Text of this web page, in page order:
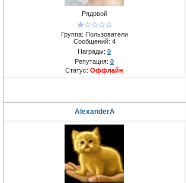
Рядовой
Группа: Пользователи
Сообщений: 4
Награды: 0
Репутация: 0
Статус: Оффлайн
AlexanderA